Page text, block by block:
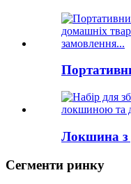
Локшина з
Сегменти ринку